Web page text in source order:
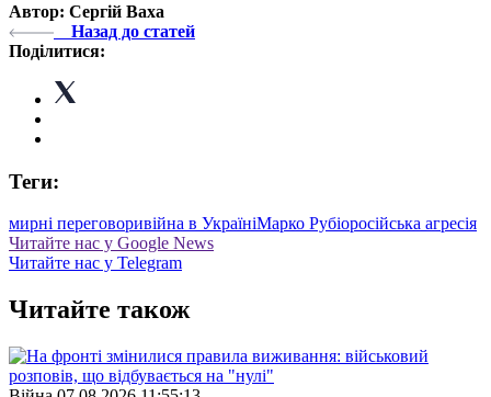
Автор: Сергій Ваха
Назад до статей
Поділитися:
Теги:
мирні переговоривійна в УкраїніМарко Рубіоросійська агресія
Читайте нас у Google News
Читайте нас у Telegram
Читайте також